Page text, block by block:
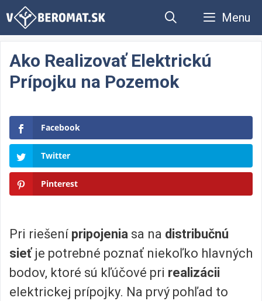
Preskočiť
Menu
Ako Realizovať Elektrickú
Prípojku na Pozemok
Facebook
Twitter
Pinterest
Pri riešení pripojenia sa na distribučnú
sieťje potrebné poznať niekoľko hlavných
bodov, ktoré sú kľúčové pri realizácii
elektrickej prípojky. Na prvý pohľad to